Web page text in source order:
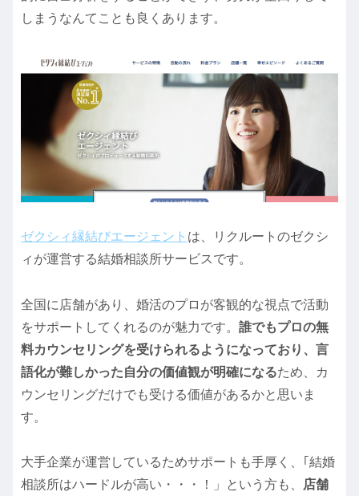
しまうなんてことも良くあります。
ゼクシィ縁結びエージェント は、リクルートのゼクシ
ィが運営する結婚相談所サービスです。
全国に店舗があり、婚活のプロが客観的な視点で活動
をサポートしてくれるのが魅力です。 誰でもプロの無
料カウンセリングを受けられるようになっており、言
語化が難しかった自分の価値観が明確になるため、カ
ウンセリングだけでも受ける価値があるかと思いま
す。
大手企業が運営しているためサポートも手厚く、｢結婚
相談所はハードルが高い・・・！」という方も、 店舗